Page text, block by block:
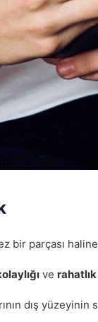
bir parçası
ve rahatlık
dış yüzeyinin